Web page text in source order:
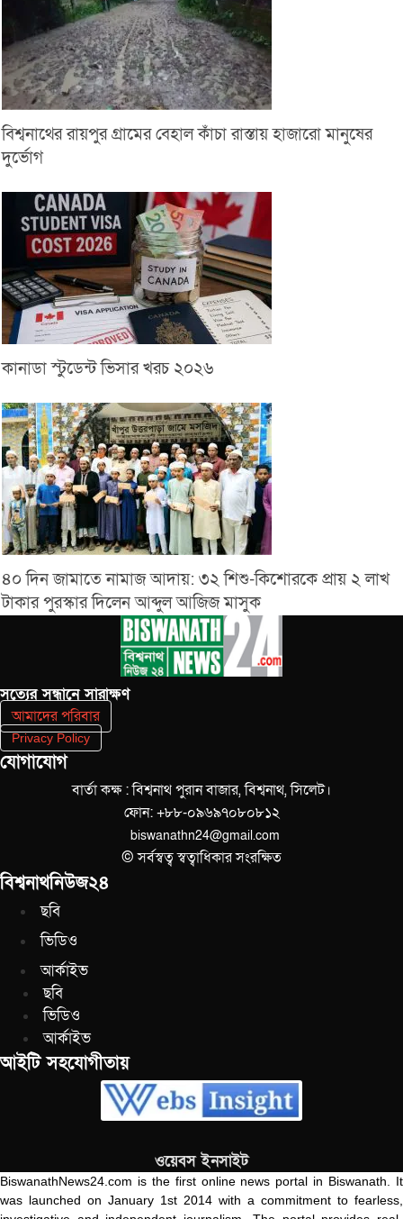
বিশ্বনাথের রায়পুর গ্রামের বেহাল কাঁচা রাস্তায় হাজারো মানুষের
দুর্ভোগ
কানাডা স্টুডেন্ট ভিসার খরচ ২০২৬
৪০ দিন জামাতে নামাজ আদায়: ৩২ শিশু-কিশোরকে প্রায় ২ লাখ
টাকার পুরস্কার দিলেন আব্দুল আজিজ মাসুক
সত‌্যের সন্ধানে সারাক্ষণ
আমাদের পরিবার
Privacy Policy
যোগাযোগ
বার্তা কক্ষ : বিশ্বনাথ পুরান বাজার, বিশ্বনাথ, সিলেট।
ফোন: +৮৮-০৯৬৯৭০৮০৮১২
biswanathn24@gmail.com
© সর্বস্বত্ব স্বত্বাধিকার সংরক্ষিত
বিশ্বনাথনিউজ২৪
ছবি
ভিডিও
আর্কাইভ
ছবি
ভিডিও
আর্কাইভ
আইটি সহযোগীতায়
ওয়েবস ইনসাইট
BiswanathNews24.com is the first online news portal in Biswanath. It
was launched on January 1st 2014 with a commitment to fearless,